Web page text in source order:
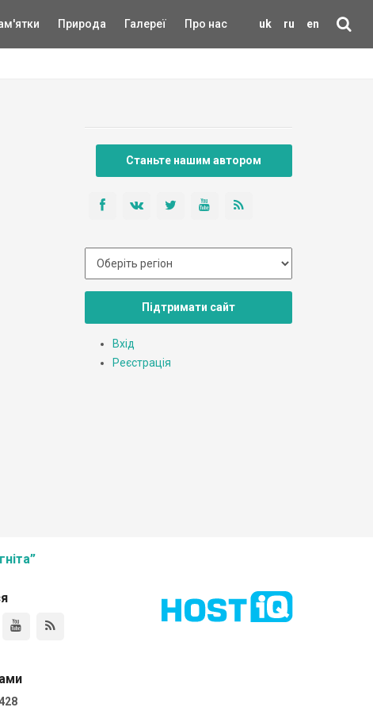
uk ru en
Природа Галереї Про нас
Станьте нашим автором
Підтримати сайт
Вхід
Реєстрація